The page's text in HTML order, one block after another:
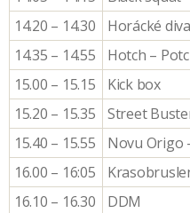
14.20 – 14.30
Horácké
14.35 – 14.55
Hotch –
15.00 – 15.15
Kick box
15.20 – 15.35
Street
15.40 – 15.55
Novu Origo
16.00 – 16:05
16.10 – 16.30
DDM